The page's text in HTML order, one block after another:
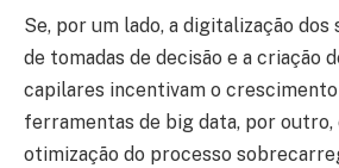
Se, por um lado, a digitalização
de tomadas de decisão e a criação
capilares incentivam o crescimento
ferramentas de big data, por outro,
otimização do processo